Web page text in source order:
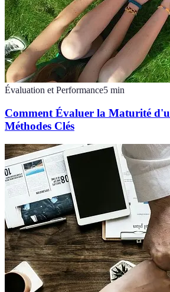
Évaluation et Performance5 min
Comment Évaluer la Maturité
Méthodes Clés